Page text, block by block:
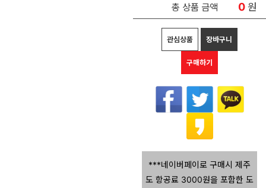
총 상품 금액 0 원
관심상품 장바구니
구매하기
***네이버페이로 구매시 제주
도 항공료 3000원을 포함한 도